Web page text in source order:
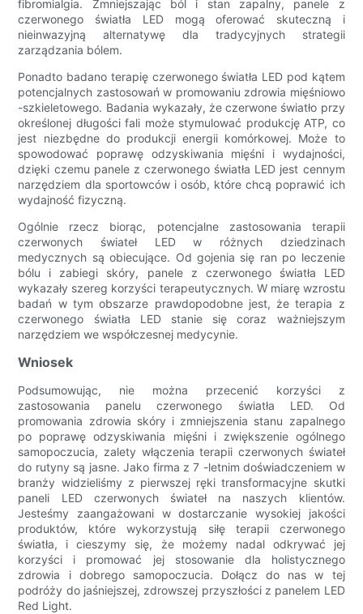
fibromialgia. Zmniejszając ból i stan zapalny, panele z
czerwonego światła LED mogą oferować skuteczną i
nieinwazyjną alternatywę dla tradycyjnych strategii
zarządzania bólem.
Ponadto badano terapię czerwonego światła LED pod kątem
potencjalnych zastosowań w promowaniu zdrowia mięśniowo
-szkieletowego. Badania wykazały, że czerwone światło przy
określonej długości fali może stymulować produkcję ATP, co
jest niezbędne do produkcji energii komórkowej. Może to
spowodować poprawę odzyskiwania mięśni i wydajności,
dzięki czemu panele z czerwonego światła LED jest cennym
narzędziem dla sportowców i osób, które chcą poprawić ich
wydajność fizyczną.
Ogólnie rzecz biorąc, potencjalne zastosowania terapii
czerwonych świateł LED w różnych dziedzinach
medycznych są obiecujące. Od gojenia się ran po leczenie
bólu i zabiegi skóry, panele z czerwonego światła LED
wykazały szereg korzyści terapeutycznych. W miarę wzrostu
badań w tym obszarze prawdopodobne jest, że terapia z
czerwonego światła LED stanie się coraz ważniejszym
narzędziem we współczesnej medycynie.
Wniosek
Podsumowując, nie można przecenić korzyści z
zastosowania panelu czerwonego światła LED. Od
promowania zdrowia skóry i zmniejszenia stanu zapalnego
po poprawę odzyskiwania mięśni i zwiększenie ogólnego
samopoczucia, zalety włączenia terapii czerwonych świateł
do rutyny są jasne. Jako firma z 7 -letnim doświadczeniem w
branży widzieliśmy z pierwszej ręki transformacyjne skutki
paneli LED czerwonych świateł na naszych klientów.
Jesteśmy zaangażowani w dostarczanie wysokiej jakości
produktów, które wykorzystują siłę terapii czerwonego
światła, i cieszymy się, że możemy nadal odkrywać jej
korzyści i promować jej stosowanie dla holistycznego
zdrowia i dobrego samopoczucia. Dołącz do nas w tej
podróży do jaśniejszej, zdrowszej przyszłości z panelem LED
Red Light.